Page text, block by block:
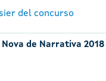
del concurso
de Narrativa 2018